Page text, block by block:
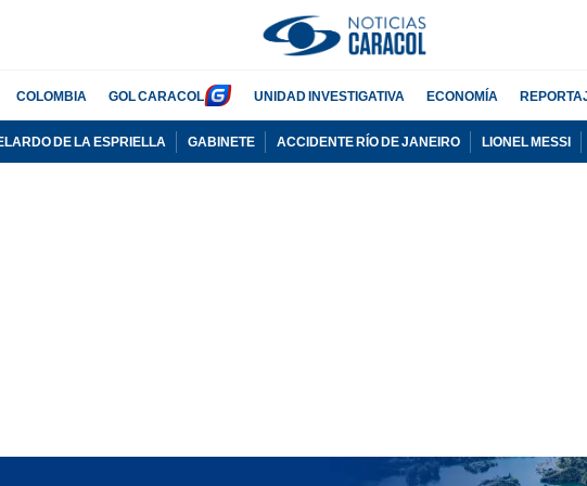
COLOMBIA GOL CARACOL UNIDAD INVESTIGATIVA ECONOMÍA
DE LA ESPRIELLA GABINETE ACCIDENTE RÍO DE JANEIRO LIONEL MESSI